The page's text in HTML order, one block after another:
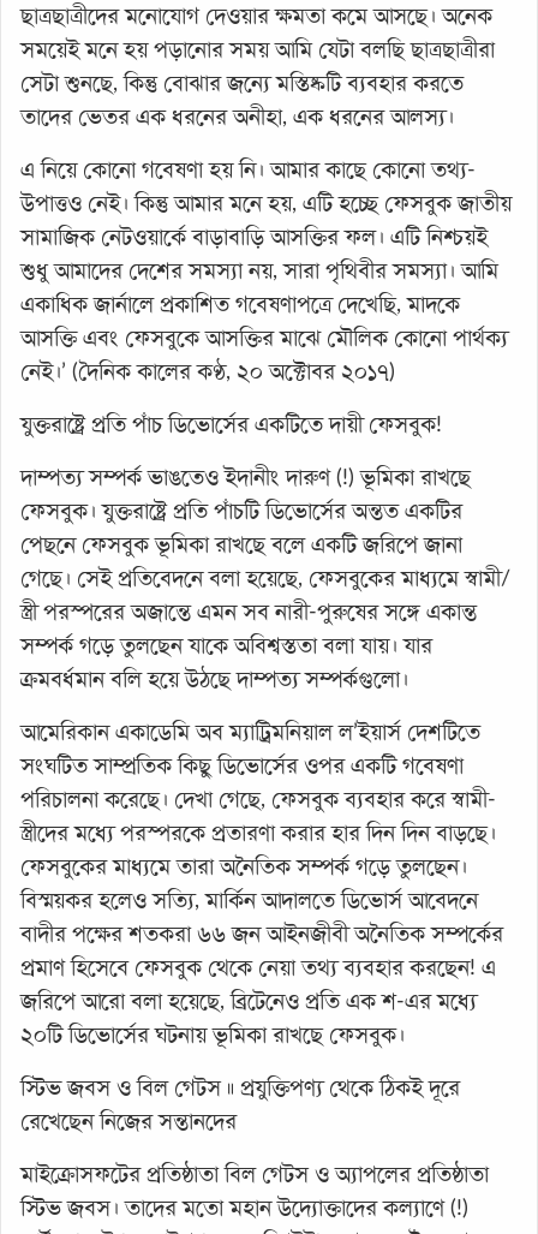
ছাত্রছাত্রীদের মনোযোগ দেওয়ার ক্ষমতা কমে আসছে। অনেক
সময়েই মনে হয় পড়ানোর সময় আমি যেটা বলছি ছাত্রছাত্রীরা
সেটা শুনছে, কিন্তু বোঝার জন্যে মস্তিষ্কটি ব্যবহার করতে
তাদের ভেতর এক ধরনের অনীহা, এক ধরনের আলস্য।
এ নিয়ে কোনো গবেষণা হয় নি। আমার কাছে কোনো তথ্য-
উপাত্তও নেই। কিন্তু আমার মনে হয়, এটি হচ্ছে ফেসবুক জাতীয়
সামাজিক নেটওয়ার্কে বাড়াবাড়ি আসক্তির ফল। এটি নিশ্চয়ই
শুধু আমাদের দেশের সমস্যা নয়, সারা পৃথিবীর সমস্যা। আমি
একাধিক জার্নালে প্রকাশিত গবেষণাপত্রে দেখেছি, মাদকে
আসক্তি এবং ফেসবুকে আসক্তির মাঝে মৌলিক কোনো পার্থক্য
নেই।’ (দৈনিক কালের কণ্ঠ, ২০ অক্টোবর ২০১৭)
যুক্তরাষ্ট্রে প্রতি পাঁচ ডিভোর্সের একটিতে দায়ী ফেসবুক!
দাম্পত্য সম্পর্ক ভাঙতেও ইদানীং দারুণ (!) ভূমিকা রাখছে
ফেসবুক। যুক্তরাষ্ট্রে প্রতি পাঁচটি ডিভোর্সের অন্তত একটির
পেছনে ফেসবুক ভূমিকা রাখছে বলে একটি জরিপে জানা
গেছে। সেই প্রতিবেদনে বলা হয়েছে, ফেসবুকের মাধ্যমে স্বামী/
স্ত্রী পরস্পরের অজান্তে এমন সব নারী-পুরুষের সঙ্গে একান্ত
সম্পর্ক গড়ে তুলছেন যাকে অবিশ্বস্ততা বলা যায়। যার
ক্রমবর্ধমান বলি হয়ে উঠছে দাম্পত্য সম্পর্কগুলো।
আমেরিকান একাডেমি অব ম্যাট্রিমনিয়াল ল’ইয়ার্স দেশটিতে
সংঘটিত সাম্প্রতিক কিছু ডিভোর্সের ওপর একটি গবেষণা
পরিচালনা করেছে। দেখা গেছে, ফেসবুক ব্যবহার করে স্বামী-
স্ত্রীদের মধ্যে পরস্পরকে প্রতারণা করার হার দিন দিন বাড়ছে।
ফেসবুকের মাধ্যমে তারা অনৈতিক সম্পর্ক গড়ে তুলছেন।
বিস্ময়কর হলেও সত্যি, মার্কিন আদালতে ডিভোর্স আবেদনে
বাদীর পক্ষের শতকরা ৬৬ জন আইনজীবী অনৈতিক সম্পর্কের
প্রমাণ হিসেবে ফেসবুক থেকে নেয়া তথ্য ব্যবহার করছেন! এ
জরিপে আরো বলা হয়েছে, ব্রিটেনেও প্রতি এক শ-এর মধ্যে
২০টি ডিভোর্সের ঘটনায় ভূমিকা রাখছে ফেসবুক।
স্টিভ জবস ও বিল গেটস ॥ প্রযুক্তিপণ্য থেকে ঠিকই দূরে
রেখেছেন নিজের সন্তানদের
মাইক্রোসফটের প্রতিষ্ঠাতা বিল গেটস ও অ্যাপলের প্রতিষ্ঠাতা
স্টিভ জবস। তাদের মতো মহান উদ্যোক্তাদের কল্যাণে (!)